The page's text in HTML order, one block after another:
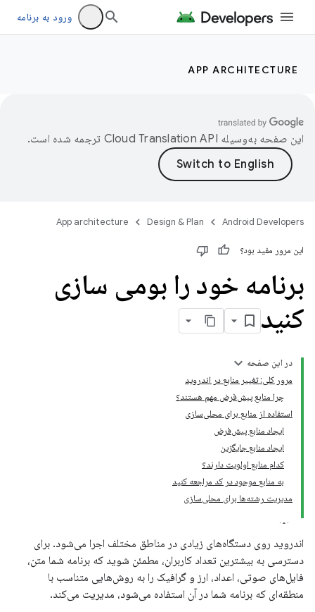
ورود به برنامه
APP ARCHITECTURE
این صفحه به‌وسیله ترجمه شده است.
Android Developers
Design & Plan
App architecture
این مرور مفید بود؟
برنامه خود را بومی سازی
کنید
در این صفحه
مرور کلی: تغییر منابع در اندروید
چرا منابع پیش‌فرض مهم هستند؟
استفاده از منابع برای محلی‌سازی
ایجاد منابع پیش‌فرض
ایجاد منابع جایگزین
کدام منابع اولویت دارند؟
به منابع موجود در کد مراجعه کنید
مدیریت رشته‌ها برای محلی‌سازی
اندروید روی دستگاه‌های زیادی در مناطق مختلف اجرا می‌شود. برای
دسترسی به بیشترین تعداد کاربران، مطمئن شوید که برنامه شما متن،
فایل‌های صوتی، اعداد، ارز و گرافیک را به روش‌هایی متناسب با
منطقه‌ای که برنامه شما در آن استفاده می‌شود، مدیریت می‌کند.